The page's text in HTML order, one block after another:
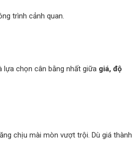
trình cảnh quan.
lựa chọn cân bằng nhất giữa giá, độ
chịu mài mòn vượt trội. Dù giá thành